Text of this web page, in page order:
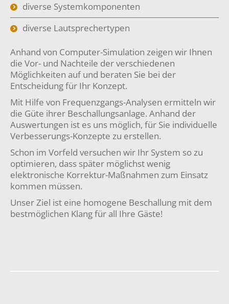
diverse Systemkomponenten
diverse Lautsprechertypen
Anhand von Computer-Simulation zeigen wir Ihnen
die Vor- und Nachteile der verschiedenen
Möglichkeiten auf und beraten Sie bei der
Entscheidung für Ihr Konzept.
Mit Hilfe von Frequenzgangs-Analysen ermitteln wir
die Güte ihrer Beschallungsanlage. Anhand der
Auswertungen ist es uns möglich, für Sie individuelle
Verbesserungs-Konzepte zu erstellen.
Schon im Vorfeld versuchen wir Ihr System so zu
optimieren, dass später möglichst wenig
elektronische Korrektur-Maßnahmen zum Einsatz
kommen müssen.
Unser Ziel ist eine homogene Beschallung mit dem
bestmöglichen Klang für all Ihre Gäste!